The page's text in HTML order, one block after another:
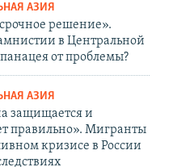
АЗИЯ
решение».
в Центральной
от проблемы?
АЗИЯ
защищается и
правильно». Мигранты
кризисе в России